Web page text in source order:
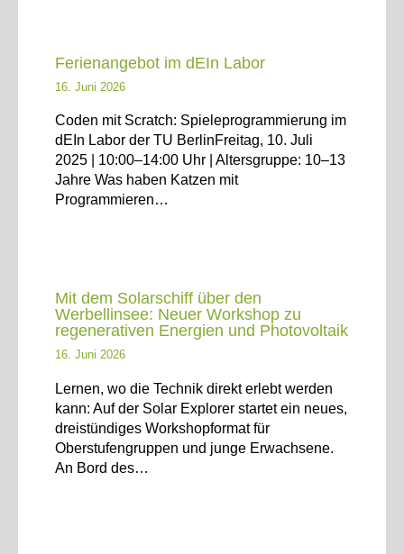
Ferienangebot im dEIn Labor
16. Juni 2026
Coden mit Scratch: Spieleprogrammierung im
dEIn Labor der TU BerlinFreitag, 10. Juli
2025 | 10:00–14:00 Uhr | Altersgruppe: 10–13
Jahre Was haben Katzen mit
Programmieren…
Mit dem Solarschiff über den
Werbellinsee: Neuer Workshop zu
regenerativen Energien und Photovoltaik
16. Juni 2026
Lernen, wo die Technik direkt erlebt werden
kann: Auf der Solar Explorer startet ein neues,
dreistündiges Workshopformat für
Oberstufengruppen und junge Erwachsene.
An Bord des…